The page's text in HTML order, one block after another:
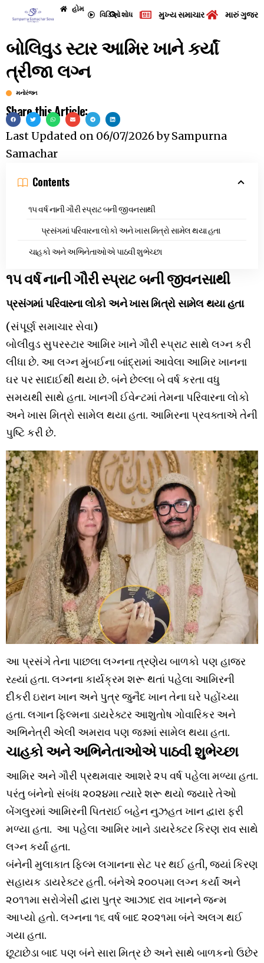
હોમ
વિડિઓશોધ મુખ્ય સમાચાર મારું
બોલિવુડ સ્ટાર આમિર ખાને કર્યાં
ત્રીજા લગ્ન
મનોરંજન
Share this Article:
Last Updated on 06/07/2026bySampurna
Samachar
Contents
૧૫ વર્ષ નાની ગૌરી સ્પ્રાટ બની જીવનસાથી
પ્રસંગમાં પરિવારના લોકો અને ખાસ મિત્રો સામેલ થયા હતા
ચાહકો અને અભિનેતાઓએ પાઠવી શુભેચ્છા
૧૫ વર્ષ નાની ગૌરી સ્પ્રાટ બની જીવનસાથી
પ્રસંગમાં પરિવારના લોકો અને ખાસ મિત્રો સામેલ થયા હતા
(સંપૂર્ણ સમાચાર સેવા)
બોલીવુડ સુપરસ્ટાર આમિર ખાને ગૌરી સ્પ્રાટ સાથે લગ્ન કરી
લીધા છે. આ લગ્ન મુંબઈના બાંદ્રામાં આવેલા આમિર ખાનના
ઘર પર સાદાઈથી થયા છે. બંને છેલ્લા બે વર્ષ કરતા વધુ
સમયથી સાથે હતા. ખાનગી ઈવેન્ટમાં તેમના પરિવારના લોકો
અને ખાસ મિત્રો સામેલ થયા હતા. આમિરના પ્રવક્તાએ તેની
પુષ્ટિ કરી છે.
આ પ્રસંગે તેના પાછલા લગ્નના ત્રણેય બાળકો પણ હાજર
રહ્યાં હતા. લગ્નના કાર્યક્રમ શરૂ થતાં પહેલા આમિરની
દીકરી ઇરાન ખાન અને પુત્ર જુનૈદ ખાન તેના ઘરે પહોંચ્યા
હતા. લગાન ફિલ્મના ડાયરેક્ટર આશુતોષ ગોવારિકર અને
અભિનેત્રી એલી અમરાવ પણ જશ્નમાં સામેલ થયા હતા.
ચાહકો અને અભિનેતાઓએ પાઠવી શુભેચ્છા
આમિર અને ગૌરી પ્રથમવાર આશરે ૨૫ વર્ષ પહેલા મળ્યા હતા.
પરંતુ બંનેનો સંબંધ ૨૦૨૪મા ત્યારે શરૂ થયો જ્યારે તેઓ
બેંગલુરમાં આમિરની પિતરાઈ બહેન નુઝહત ખાન દ્વારા ફરી
મળ્યા હતા. આ પહેલા આમિર ખાને ડાયરેક્ટર કિરણ રાવ સાથે
લગ્ન કર્યાં હતા.
બંનેની મુલાકાત ફિલ્મ લગાનના સેટ પર થઈ હતી, જ્યાં કિરણ
સહાયક ડાયરેક્ટર હતી. બંનેએ ૨૦૦૫મા લગ્ન કર્યાં અને
૨૦૧૧મા સરોગેસી દ્વારા પુત્ર આઝાદ રાવ ખાનને જન્મ
આપ્યો હતો. લગ્નના ૧૬ વર્ષ બાદ ૨૦૨૧મા બંને અલગ થઈ
ગયા હતા.
છૂટાછેડા બાદ પણ બંને સારા મિત્ર છે અને સાથે બાળકનો ઉછેર